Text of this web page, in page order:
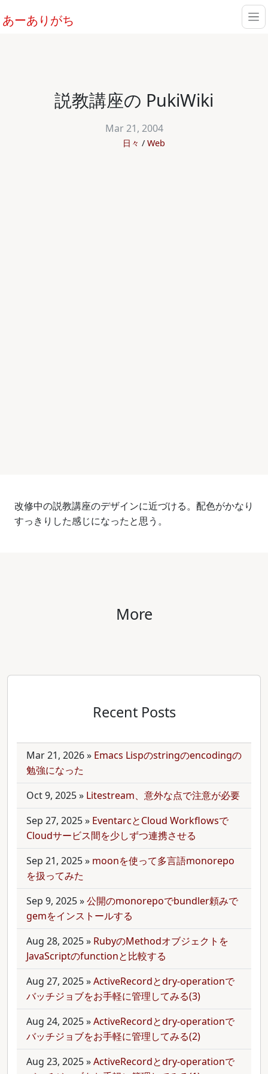
あーありがち
説教講座の PukiWiki
Mar 21, 2004
日々 Web
改修中の説教講座のデザインに近づける。配色がかなり
すっきりした感じになったと思う。
More
Recent Posts
Mar 21, 2026» Emacs Lispのstringのencodingの
勉強になった
Oct 9, 2025» Litestream、意外な点で注意が必要
Sep 27, 2025» EventarcとCloud Workflowsで
Cloudサービス間を少しずつ連携させる
Sep 21, 2025» moonを使って多言語monorepo
を扱ってみた
Sep 9, 2025»公開のmonorepoでbundler頼みで
gemをインストールする
Aug 28, 2025» RubyのMethodオブジェクトを
JavaScriptのfunctionと比較する
Aug 27, 2025»ActiveRecordとdry-operationで
バッチジョブをお手軽に管理してみる(3)
Aug 24, 2025»ActiveRecordとdry-operationで
バッチジョブをお手軽に管理してみる(2)
Aug 23, 2025»ActiveRecordとdry-operationで